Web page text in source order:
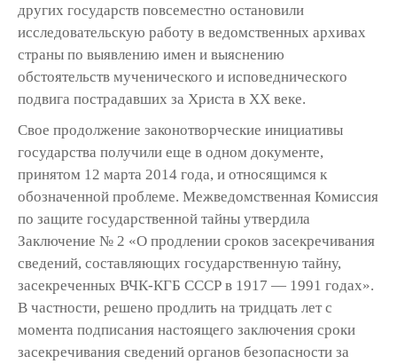
других государств повсеместно остановили
исследовательскую работу в ведомственных архивах
страны по выявлению имен и выяснению
обстоятельств мученического и исповеднического
подвига пострадавших за Христа в ХХ веке.
Свое продолжение законотворческие инициативы
государства получили еще в одном документе,
принятом 12 марта 2014 года, и относящимся к
обозначенной проблеме. Межведомственная Комиссия
по защите государственной тайны утвердила
Заключение № 2 «О продлении сроков засекречивания
сведений, составляющих государственную тайну,
засекреченных ВЧК-КГБ СССР в 1917 — 1991 годах».
В частности, решено продлить на тридцать лет с
момента подписания настоящего заключения сроки
засекречивания сведений органов безопасности за